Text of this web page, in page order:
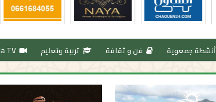
أنشطة جمعوية فن و ثقافة تربية وتعليم TV